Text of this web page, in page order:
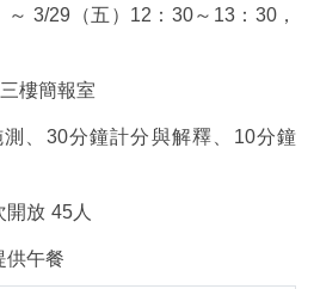
～ 3/29（五）12：30～13：30，
三樓簡報室
測、30分鐘計分與解釋、10分鐘
開放 45 人
供午餐